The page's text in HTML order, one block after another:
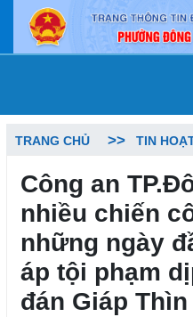
TRANG CHỦ TIN
Công an
nhiều chiến
những ngày
áp tội phạm
đán Giáp Thìn